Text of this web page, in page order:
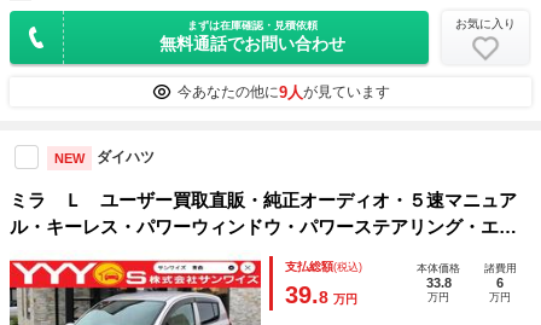
まずは在庫確認・見積依頼
無料通話でお問い合わせ
お気に入り
今あなたの他に9人が見ています
NEW ダイハツ
ミラ Ｌ ユーザー買取直販・純正オーディオ・５速マニュア
ル・キーレス・パワーウィンドウ・パワーステアリング・エア
コン・レベライザー・電動格納ミラー・盗難防止システム・衝
突安全ボディ・アンチロックブレーキ
支払総額(税込)
39.8 万円
本体価格
33.8
万円
諸費用
6
万円